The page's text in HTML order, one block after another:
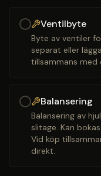
Ventilbyte
Byte av ventiler
separat eller
tillsammans med
Balansering
Balansering av
slitage. Kan
Vid köp
direkt.